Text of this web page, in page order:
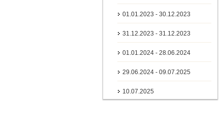
01.01.2023 - 30.12.2023
31.12.2023 - 31.12.2023
01.01.2024 - 28.06.2024
29.06.2024 - 09.07.2025
10.07.2025